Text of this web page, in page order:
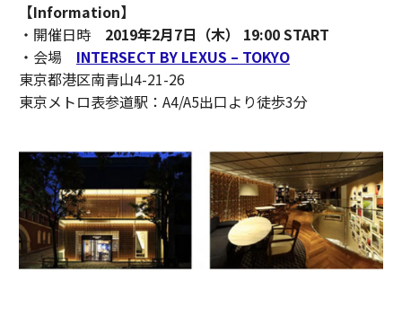
【Information】
・開催日時 2019年2月7日（木） 19:00 START
・会場 INTERSECT BY LEXUS – TOKYO
東京都港区南青山4-21-26
東京メトロ表参道駅：A4/A5出口より徒歩3分